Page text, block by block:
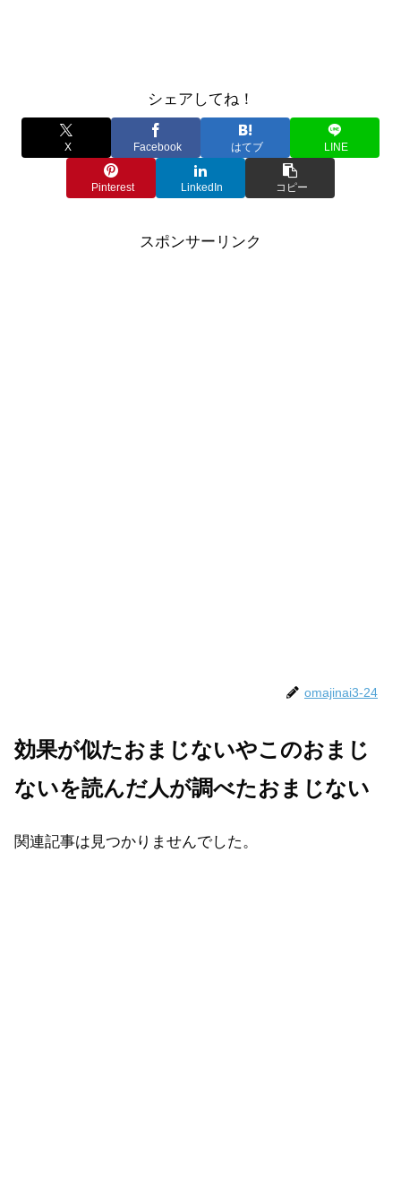
シェアしてね！
X Facebook はてブ LINE
Pinterest LinkedIn コピー
スポンサーリンク
omajinai3-24
効果が似たおまじないやこのおまじ
ないを読んだ人が調べたおまじない
関連記事は見つかりませんでした。